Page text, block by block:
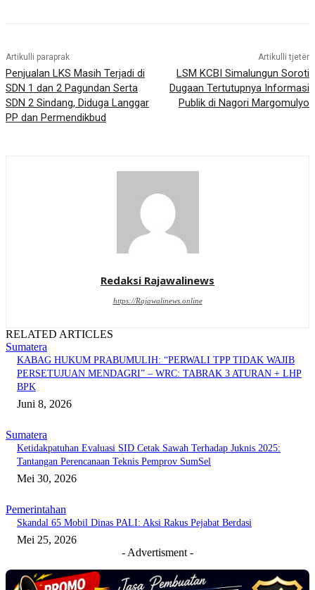
Artikulli paraprak
Penjualan LKS Masih Terjadi di
SDN 1 dan 2 Pagundan Serta
SDN 2 Sindang, Diduga Langgar
PP dan Permendikbud
Artikulli tjetër
LSM KCBI Simalungun Soroti
Dugaan Tertutupnya Informasi
Publik di Nagori Margomulyo
Redaksi Rajawalinews
https://Rajawalinews.online
RELATED ARTICLES
Sumatera
KABAG HUKUM PRABUMULIH: “PERWALI TPP TIDAK WAJIB
PERSETUJUAN MENDAGRI” – WRC: TABRAK 3 ATURAN + LHP
BPK
Juni 8, 2026
Sumatera
Ketidakpatuhan Evaluasi SID Cetak Sawah Terhadap Juknis 2025:
Tantangan Perencanaan Teknis Pemprov SumSel
Mei 30, 2026
Pemerintahan
Skandal 65 Mobil Dinas PALI: Aksi Rakus Pejabat Berdasi
Mei 25, 2026
- Advertisment -